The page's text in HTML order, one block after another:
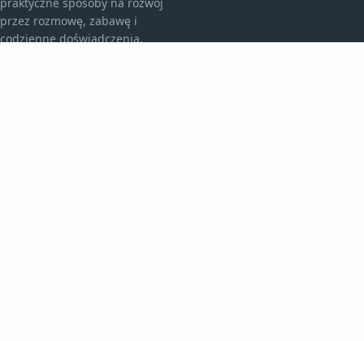
przez rozmowę, zabawę i
codzienne doświadczenia.